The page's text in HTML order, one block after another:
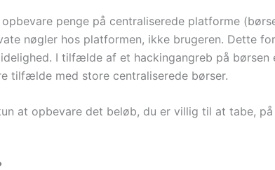
penge på centraliserede platforme
nøgler hos platformen, ikke brugeren. Dette
I tilfælde af et hackingangreb på børsen
tilfælde med store centraliserede børser.
at opbevare det beløb, du er villig til at tabe,